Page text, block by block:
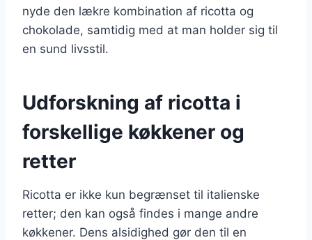
nyde den lækre kombination af ricotta og
chokolade, samtidig med at man holder sig til
en sund livsstil.
Udforskning af ricotta i
forskellige køkkener og
retter
Ricotta er ikke kun begrænset til italienske
retter; den kan også findes i mange andre
køkkener. Dens alsidighed gør den til en